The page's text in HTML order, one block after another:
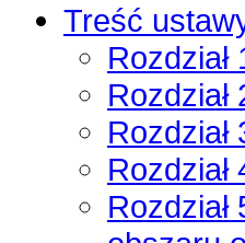
Treść